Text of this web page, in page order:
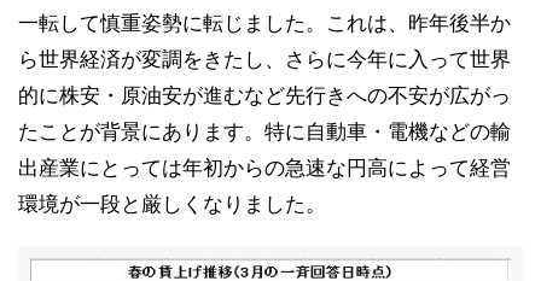
一転して慎重姿勢に転じました。これは、昨年後半か
ら世界経済が変調をきたし、さらに今年に入って世界
的に株安・原油安が進むなど先行きへの不安が広がっ
たことが背景にあります。特に自動車・電機などの輸
出産業にとっては年初からの急速な円高によって経営
環境が一段と厳しくなりました。